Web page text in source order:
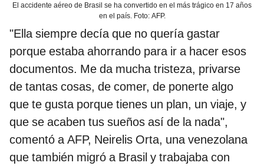
El accidente aéreo de Brasil se ha convertido en el más trágico en 17 años
en el país. Foto: AFP.
"Ella siempre decía que no quería gastar
porque estaba ahorrando para ir a hacer esos
documentos. Me da mucha tristeza, privarse
de tantas cosas, de comer, de ponerte algo
que te gusta porque tienes un plan, un viaje, y
que se acaben tus sueños así de la nada",
comentó a AFP, Neirelis Orta, una venezolana
que también migró a Brasil y trabajaba con